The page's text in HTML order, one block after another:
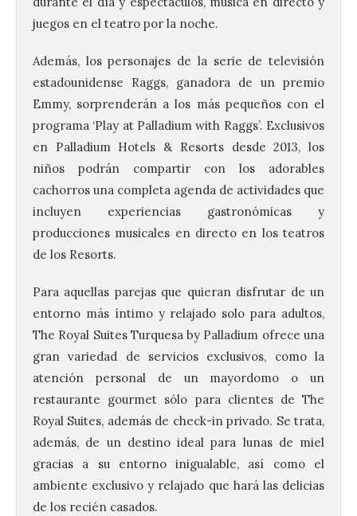
juegos en el teatro por la noche.
Además, los personajes de la serie de televisión
estadounidense Raggs, ganadora de un premio
Emmy, sorprenderán a los más pequeños con el
programa ‘Play at Palladium with Raggs’. Exclusivos
en Palladium Hotels & Resorts desde 2013, los
niños podrán compartir con los adorables
cachorros una completa agenda de actividades que
incluyen experiencias gastronómicas y
producciones musicales en directo en los teatros
de los Resorts.
Para aquellas parejas que quieran disfrutar de un
entorno más íntimo y relajado solo para adultos,
The Royal Suites Turquesa by Palladium ofrece una
gran variedad de servicios exclusivos, como la
atención personal de un mayordomo o un
restaurante gourmet sólo para clientes de The
Royal Suites, además de check-in privado. Se trata,
además, de un destino ideal para lunas de miel
gracias a su entorno inigualable, así como el
ambiente exclusivo y relajado que hará las delicias
de los recién casados.